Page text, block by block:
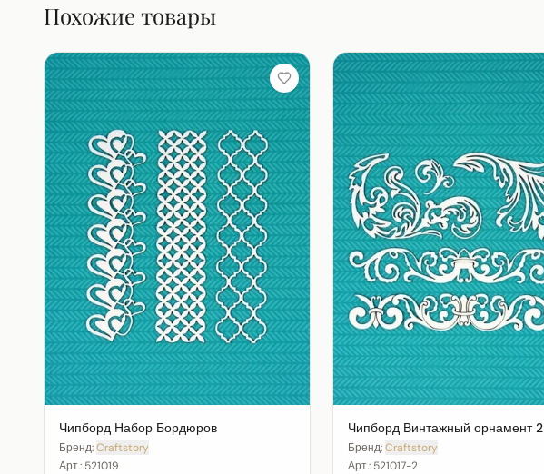
Похожие товары
Чипборд Набор Бордюров
Бренд:Craftstory
Арт.: 521019
Чипборд Винтажный орнамент 2
Бренд:Craftstory
Арт.: 521017-2